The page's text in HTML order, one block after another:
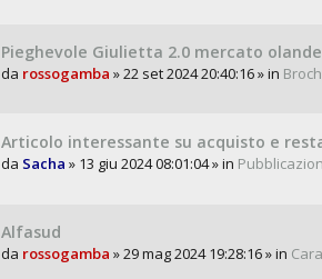
Pieghevole Giulietta 2.0 mercato
da rossogamba » 22 set 2024 20:40:16 » in
Articolo interessante su acquisto e
da Sacha » 13 giu 2024 08:01:04 » in
Alfasud
da rossogamba » 29 mag 2024 19:28:16 » in